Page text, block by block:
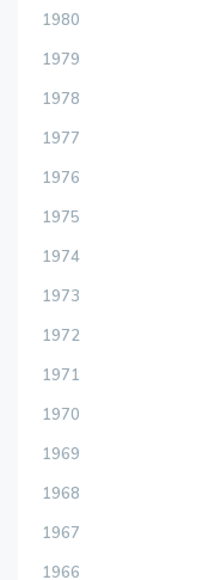
1980
1979
1978
1977
1976
1975
1974
1973
1972
1971
1970
1969
1968
1967
1966